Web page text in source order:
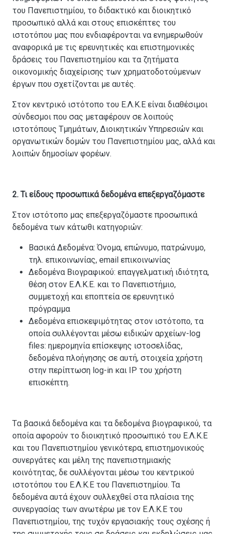
του Πανεπιστημίου, το διδακτικό και διοικητικό
προσωπικό αλλά και στους επισκέπτες του
ιστοτόπου μας που ενδιαφέρονται να ενημερωθούν
αναφορικά με τις ερευνητικές και επιστημονικές
δράσεις του Πανεπιστημίου και τα ζητήματα
οικονομικής διαχείρισης των χρηματοδοτούμενων
έργων που σχετίζονται με αυτές.
Στον κεντρικό ιστότοπο του Ε.Λ.Κ.Ε είναι διαθέσιμοι
σύνδεσμοι που σας μεταφέρουν σε λοιπούς
ιστοτόπους Τμημάτων, Διοικητικών Υπηρεσιών και
οργανωτικών δομών του Πανεπιστημίου μας, αλλά και
λοιπών δημοσίων φορέων.
2. Τι είδους προσωπικά δεδομένα επεξεργαζόμαστε
Στον ιστότοπο μας επεξεργαζόμαστε προσωπικά
δεδομένα των κάτωθι κατηγοριών:
Βασικά Δεδομένα: Όνομα, επώνυμο, πατρώνυμο,
τηλ. επικοινωνίας, email επικοινωνίας
Δεδομένα Βιογραφικού: επαγγελματική ιδιότητα,
θέση στον Ε.Λ.Κ.Ε. και το Πανεπιστήμιο,
συμμετοχή και εποπτεία σε ερευνητικό
πρόγραμμα
Δεδομένα επισκεψιμότητας στον ιστότοπο, τα
οποία συλλέγονται μέσω ειδικών αρχείων-log
files: ημερομηνία επίσκεψης ιστοσελίδας,
δεδομένα πλοήγησης σε αυτή, στοιχεία χρήστη
στην περίπτωση log-in και IP του χρήστη
επισκέπτη.
Tα βασικά δεδομένα και τα δεδομένα βιογραφικού, τα
οποία αφορούν το διοικητικό προσωπικό του Ε.Λ.Κ.Ε
και του Πανεπιστημίου γενικότερα, επιστημονικούς
συνεργάτες και μέλη της πανεπιστημιακής
κοινότητας, δε συλλέγονται μέσω του κεντρικού
ιστοτόπου του Ε.Λ.Κ.Ε του Πανεπιστημίου. Τα
δεδομένα αυτά έχουν συλλεχθεί στα πλαίσια της
συνεργασίας των ανωτέρω με τον Ε.Λ.Κ.Ε του
Πανεπιστημίου, της τυχόν εργασιακής τους σχέσης ή